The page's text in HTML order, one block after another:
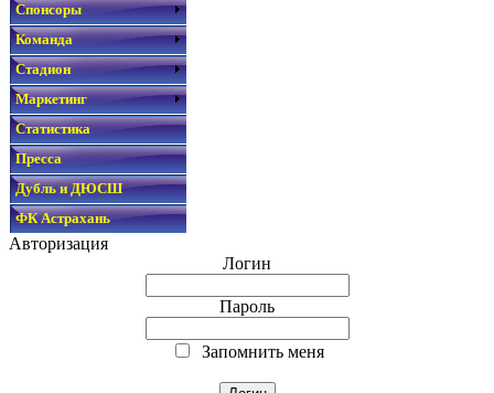
Спонсоры
Команда
Стадион
Маркетинг
Статистика
Пресса
Дубль и ДЮСШ
ФК Астрахань
Авторизация
Логин
Пароль
Запомнить меня